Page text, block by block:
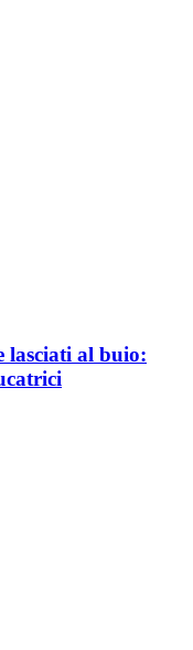
lasciati al buio: